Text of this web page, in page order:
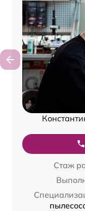
Стаж